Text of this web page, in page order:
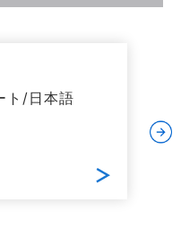
ト/日本語